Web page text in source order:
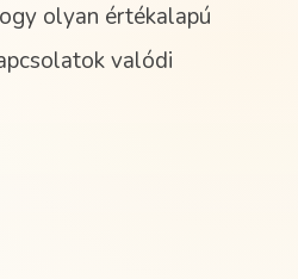
olyan értékalapú
valódi